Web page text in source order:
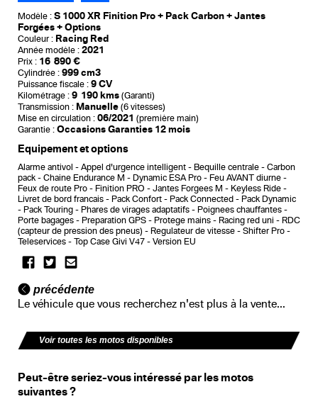
Modèle : S 1000 XR Finition Pro + Pack Carbon + Jantes
Forgées + Options
Couleur : Racing Red
Année modèle : 2021
Prix : 16 890 €
Cylindrée : 999 cm3
Puissance fiscale : 9 CV
Kilométrage : 9 190 kms (Garanti)
Transmission : Manuelle (6 vitesses)
Mise en circulation : 06/2021 (première main)
Garantie : Occasions Garanties 12 mois
Equipement et options
Alarme antivol Appel d'urgence intelligent Bequille centrale
Carbon
pack
Chaine Endurance M Dynamic ESA Pro
Feu AVANT diurne
Feux de route Pro
Finition PRO Jantes Forgees M
Keyless Ride
Livret de bord francais
Pack Confort Pack Connected
Pack Dynamic
Pack Touring
Phares de virages adaptatifs
Poignees chauffantes
Porte bagages
Preparation GPS Protege mains Racing red uni
RDC
(capteur de pression des pneus)
Regulateur de vitesse
Shifter Pro
Teleservices
Top Case Givi V47 Version EU
précédente
Le véhicule que vous recherchez n'est plus à la vente...
Voir toutes les motos disponibles
Peut-être seriez-vous intéressé par les motos
suivantes ?